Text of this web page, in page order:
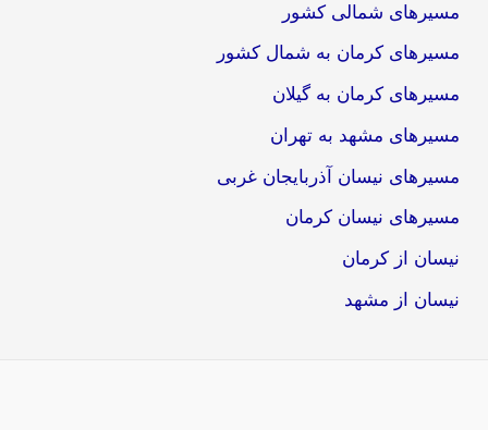
مسیرهای شمالی کشور
مسیرهای کرمان به شمال کشور
مسیرهای کرمان به گیلان
مسیرهای مشهد به تهران
مسیرهای نیسان آذربایجان غربی
مسیرهای نیسان کرمان
نیسان از کرمان
نیسان از مشهد